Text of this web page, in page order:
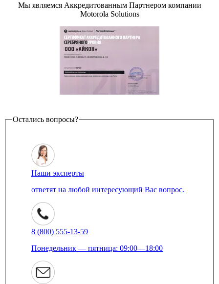
Мы являемся Аккредитованным Партнером компании
Motorola Solutions
Остались вопросы?
Наши эксперты
ответят на любой интересующий Вас вопрос.
8 (800) 555-13-59
Понедельник — пятница: 09:00—18:00